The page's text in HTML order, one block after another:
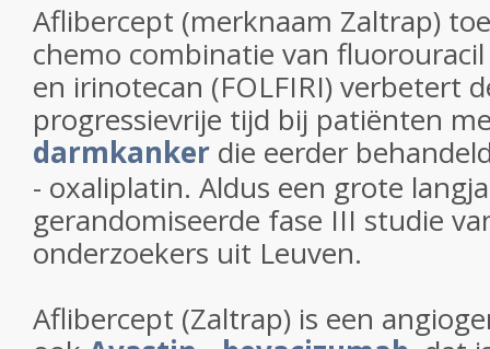
Aflibercept (merknaam Zaltrap)
chemo combinatie van
en irinotecan (FOLFIRI) verbetert
progressievrije tijd bij patiënten
darmkanker die eerder
- oxaliplatin. Aldus een grote
gerandomiseerde fase III studie
onderzoekers uit Leuven.
Aflibercept (Zaltrap) is een